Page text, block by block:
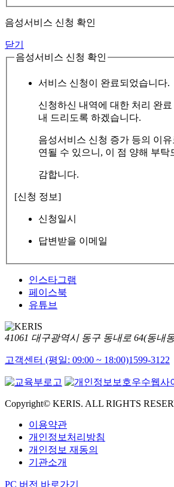
음성서비스 신청 확인
닫기
음성서비스 신청 확인
서비스 신청이 완료되었습니다.
신청하신 내역에 대한 처리 완
내 드리도록 하겠습니다.
음성서비스 신청 증가 등의 이유
연될 수 있으니, 이 점 양해 부탁
감합니다.
[신청 정보]
신청일시
답변받을 이메일
인스타그램
페이스북
유튜브
41061 대구광역시 동구 동내로 64(동내
고객센터 (평일: 09:00 ~ 18:00)1599-3122
Copyright© KERIS. ALL RIGHTS
이용약관
개인정보처리방침
개인정보 재동의
기관소개
PC 버전 바로가기